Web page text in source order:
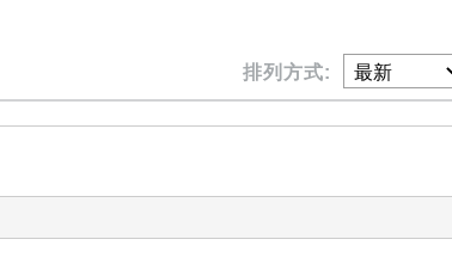
排列方式: